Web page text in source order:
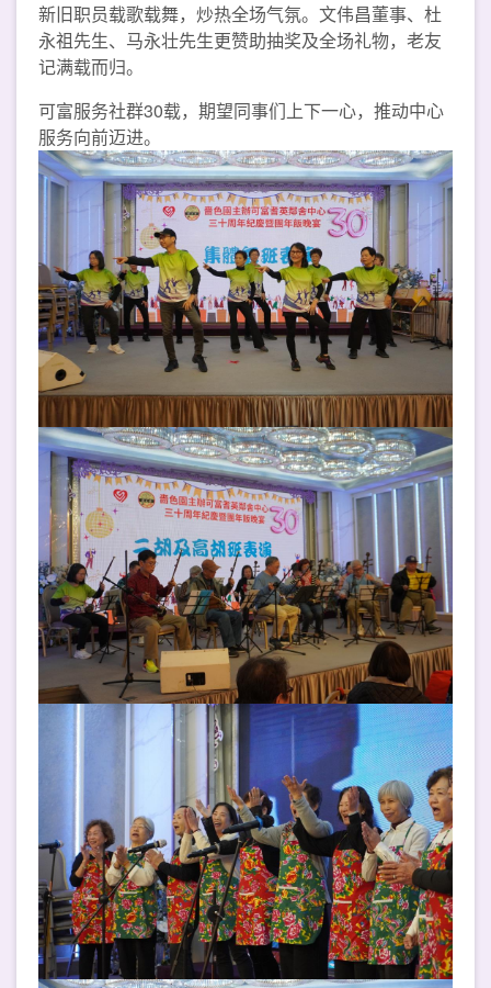
新旧职员载歌载舞，炒热全场气氛。文伟昌董事、杜
永祖先生、马永壮先生更赞助抽奖及全场礼物，老友
记满载而归。
可富服务社群30载，期望同事们上下一心，推动中心
服务向前迈进。